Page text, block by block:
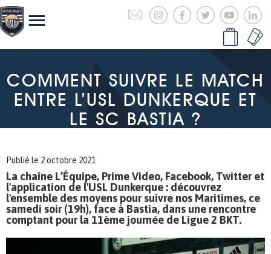
COMMENT SUIVRE LE MATCH
ENTRE L’USL DUNKERQUE ET
LE SC BASTIA ?
Publié le 2 octobre 2021
La chaîne L’Équipe, Prime Video, Facebook, Twitter et
l'application de l'USL Dunkerque : découvrez
l'ensemble des moyens pour suivre nos Maritimes, ce
samedi soir (19h), face à Bastia, dans une rencontre
comptant pour la 11ème journée de Ligue 2 BKT.